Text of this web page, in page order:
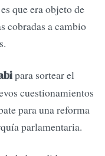
que era objeto de
cobradas a cambio
para sortear el
cuestionamientos
para una reforma
parlamentaria.